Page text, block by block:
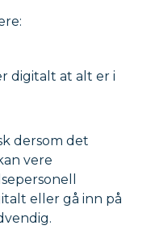
digitalt at alt er i
dersom det
vere
eller gå inn på